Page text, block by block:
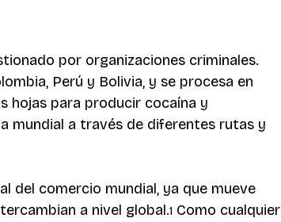
por organizaciones criminales.
Perú y Bolivia, y se procesa en
hojas para producir cocaína y
mundial a través de diferentes rutas y
del comercio mundial, ya que mueve
a nivel global.1 Como cualquier